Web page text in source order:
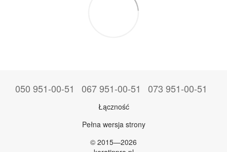
050 951-00-51 067 951-00-51 073 951-00-51
Łączność
Pełna wersja strony
© 2015—2026